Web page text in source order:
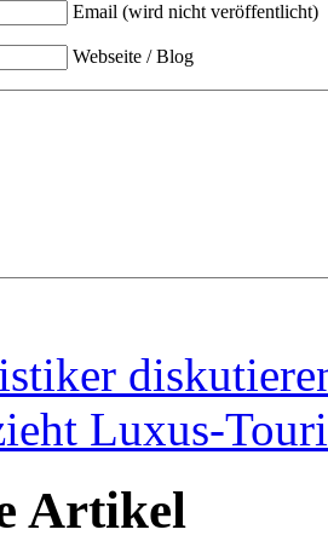
Email (wird nicht veröffentlicht)
Webseite / Blog
Luxus-
Artikel